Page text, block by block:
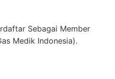
Sebagai Member
Medik Indonesia).